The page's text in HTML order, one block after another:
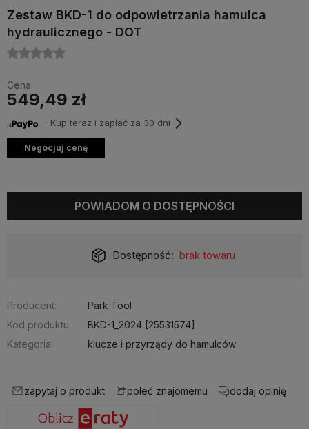
Zestaw BKD-1 do odpowietrzania hamulca
hydraulicznego - DOT
Cena:
549,49 zł
・Kup teraz i zapłać za 30 dni
Negocjuj cenę
POWIADOM O DOSTĘPNOŚCI
Dostępność: brak towaru
Producent:
Park Tool
Kod produktu:
BKD-1_2024 [25531574]
Kategoria:
klucze i przyrządy do hamulców
zapytaj o produkt poleć znajomemu dodaj opinię